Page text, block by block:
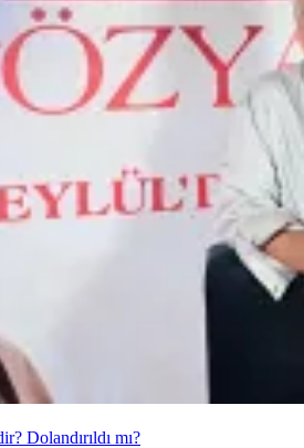
Dolandırıldı mı?